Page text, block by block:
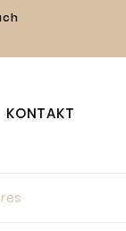
KONTAKT